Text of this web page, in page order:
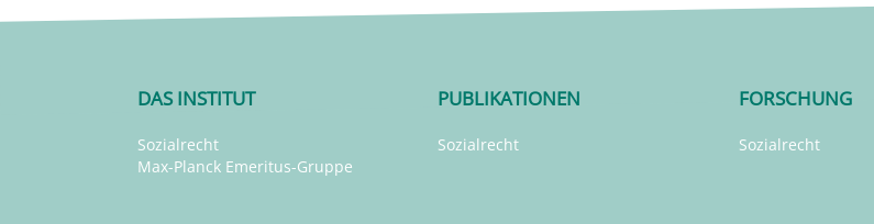
DAS INSTITUT
Sozialrecht
Max-Planck Emeritus-Gruppe
PUBLIKATIONEN
Sozialrecht
FORSCHUNG
Sozialrecht